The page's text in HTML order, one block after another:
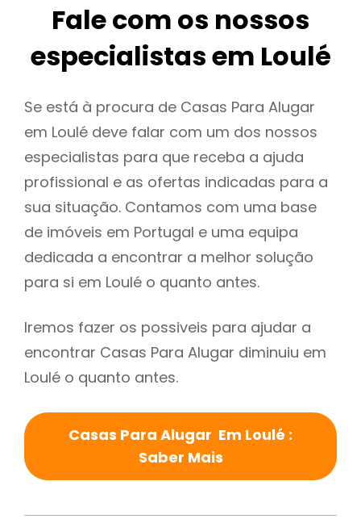
Fale com os nossos
especialistas em Loulé
Se está à procura de Casas Para Alugar
em Loulé deve falar com um dos nossos
especialistas para que receba a ajuda
profissional e as ofertas indicadas para a
sua situação. Contamos com uma base
de imóveis em Portugal e uma equipa
dedicada a encontrar a melhor solução
para si em Loulé o quanto antes.
Iremos fazer os possiveis para ajudar a
encontrar Casas Para Alugar diminuiu em
Loulé o quanto antes.
Casas Para Alugar Em Loulé :
Saber Mais